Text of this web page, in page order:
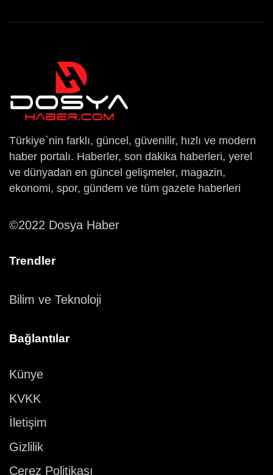
Türkiye`nin farklı, güncel, güvenilir, hızlı ve modern
haber portalı. Haberler, son dakika haberleri, yerel
ve dünyadan en güncel gelişmeler, magazin,
ekonomi, spor, gündem ve tüm gazete haberleri
©2022 Dosya Haber
Trendler
Bilim ve Teknoloji
Bağlantılar
Künye
KVKK
İletişim
Gizlilik
Çerez Politikası